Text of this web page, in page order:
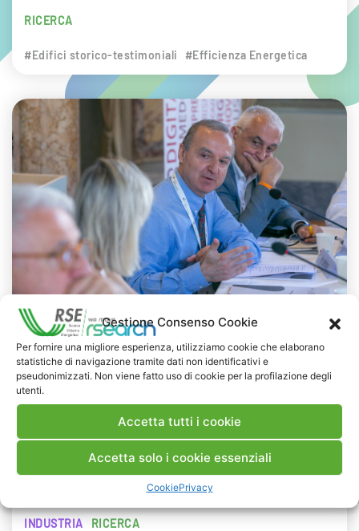
Gestione Consenso Cookie
Per fornire una migliore esperienza, utilizziamo cookie che elaborano
statistiche di navigazione tramite dati non identificativi e
pseudonimizzati. Non viene fatto uso di cookie per la profilazione degli
utenti.
Accetta tutti i cookie
Accetta solo i cookie essenziali
CookiePrivacy
RICERCA
#Edifici storico-testimoniali #Efficienza Energetica
NEWS
29 LUGLIO 2026
Presentazione del Rapporto Innov-E
RSE è intervenuta sul tema dell’innovazione
energetica nell’ambito del convegno targato I-
INDUSTRIA RICERCA